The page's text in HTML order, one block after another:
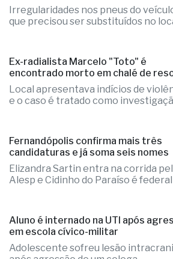
Irregularidades nos pneus do
que precisou ser substituídos no
Ex-radialista Marcelo "Toto" é
encontrado morto em chalé de
Local apresentava indícios de
e o caso é tratado como
Fernandópolis confirma mais três
candidaturas e já soma seis nomes
Elizandra Sartin entra na corrida
Alesp e Cidinho do Paraíso é federal
Aluno é internado na UTI após
em escola cívico-militar
Adolescente sofreu lesão